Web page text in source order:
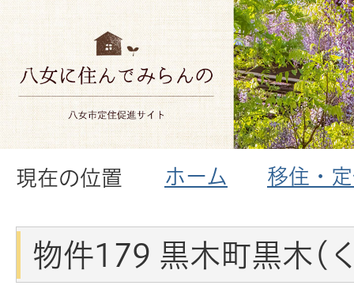
現在の位置 ホーム 移住・
物件179 黒木町黒木(